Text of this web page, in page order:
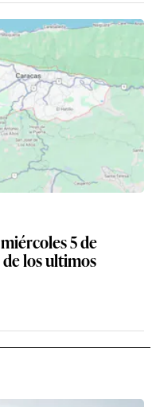
5 de
los ultimos